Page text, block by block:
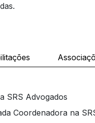
SRS Advogados
Coordenadora na